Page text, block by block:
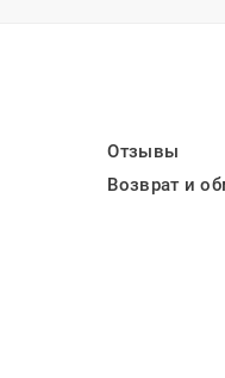
Отзывы
Возврат и